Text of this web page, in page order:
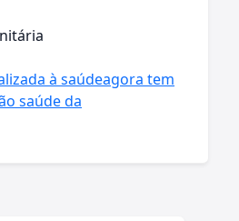
à saúdeagora tem
saúde da